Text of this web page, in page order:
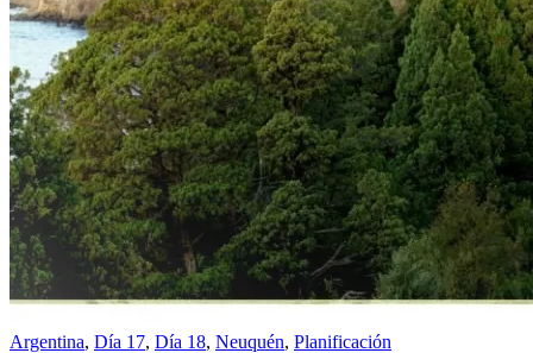
Argentina, Día 17, Día 18, Neuquén, Planificación